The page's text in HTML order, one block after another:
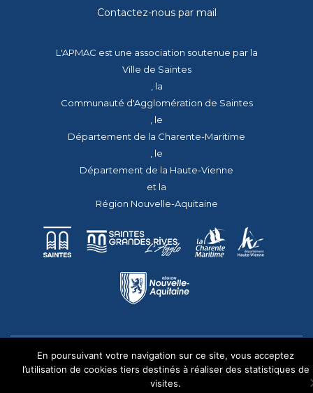
Contactez-nous par mail
L'APMAC est une association soutenue par la
Ville de Saintes
, la
Communauté d'Agglomération de Saintes
, le
Département de la Charente-Maritime
, le
Département de la Haute-Vienne
et la
Région Nouvelle-Aquitaine
© 2026 - Tous droits réservés - apmac.fr - réalisation :aggelos.fr
En poursuivant votre navigation sur ce site, vous acceptez
l’utilisation de cookies tiers destinés à réaliser des statistiques de
visites.